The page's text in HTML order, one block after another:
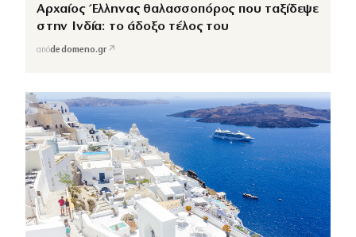
Αρχαίος Έλληνας θαλασσοπόρος που ταξίδεψε
στην Ινδία: το άδοξο τέλος του
απόdedomeno.gr ↗